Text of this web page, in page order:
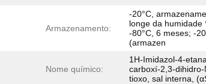
Armazenamento:
-20°C,
longe da humidade
-80°C, 6 meses; -
(armazen
Nome químico:
1H-Imidazol-4-
carboxí-2,3-
tioxo, sal interna,